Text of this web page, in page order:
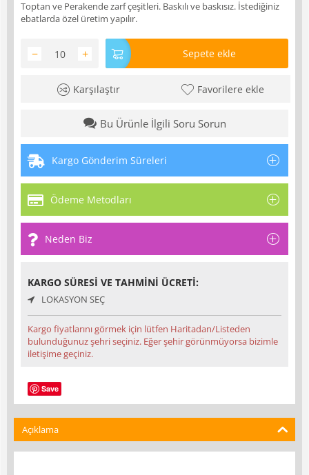
Toptan ve Perakende zarf çeşitleri. Baskılı ve baskısız. İstediğiniz
ebatlarda özel üretim yapılır.
+
− Sepete ekle
Karşılaştır Favorilere ekle
Bu Ürünle İlgili Soru Sorun
Kargo Gönderim Süreleri
Ödeme Metodları
Neden Biz
KARGO SÜRESI VE TAHMINI ÜCRETI:
LOKASYON SEÇ
Kargo fiyatlarını görmek için lütfen Haritadan/Listeden
bulunduğunuz şehri seçiniz. Eğer şehir görünmüyorsa bizimle
iletişime geçiniz.
Save
Açıklama